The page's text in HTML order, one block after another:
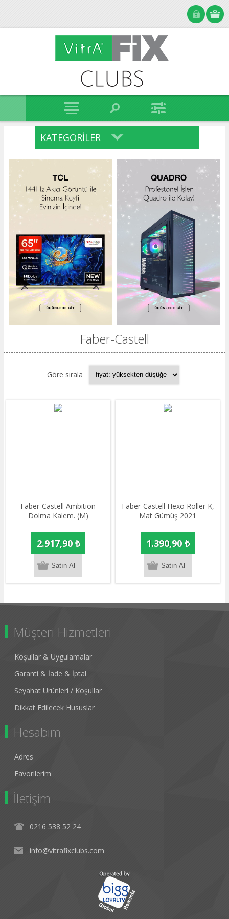
KATEGORILER
Faber-Castell
Göre sırala
Faber-Castell Ambition
Dolma Kalem. (M)
2.917,90 ₺
Faber-Castell Hexo Roller K,
Mat Gümüş 2021
1.390,90 ₺
Müşteri Hizmetleri
Koşullar & Uygulamalar
Garanti & İade & İptal
Seyahat Ürünleri / Koşullar
Dikkat Edilecek Hususlar
Hesabım
Adres
Favorilerim
İletişim
0216 538 52 24
info@vitrafixclubs.com